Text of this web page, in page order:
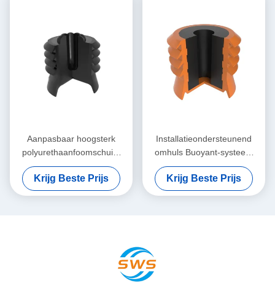
Aanpasbaar hoogsterk
polyurethaanfoomschuim
buigingssysteem voor hoge
normen
Krijg Beste Prijs
Installatieondersteunend
omhuls Buoyant-systeem
Aanpasbaar en efficiënt
vervaardigd
Krijg Beste Prijs